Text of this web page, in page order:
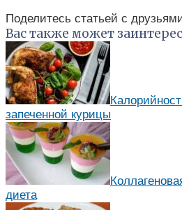
Поделитесь статьей с
Вас также может
запеченной курицы
диета